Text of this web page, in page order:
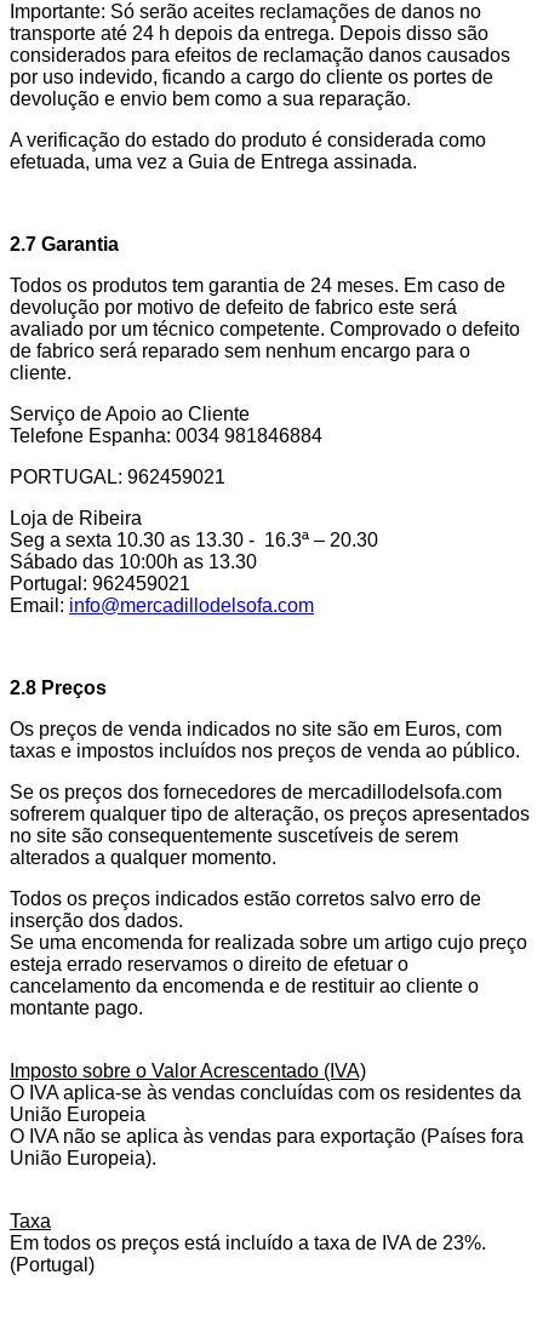
Importante: Só serão aceites reclamações de danos no
transporte até 24 h depois da entrega. Depois disso são
considerados para efeitos de reclamação danos causados
por uso indevido, ficando a cargo do cliente os portes de
devolução e envio bem como a sua reparação.
A verificação do estado do produto é considerada como
efetuada, uma vez a Guia de Entrega assinada.
2.7 Garantia
Todos os produtos tem garantia de 24 meses. Em caso de
devolução por motivo de defeito de fabrico este será
avaliado por um técnico competente. Comprovado o defeito
de fabrico será reparado sem nenhum encargo para o
cliente.
Serviço de Apoio ao Cliente
Telefone Espanha: 0034 981846884
PORTUGAL: 962459021
Loja de Ribeira
Seg a sexta 10.30 as 13.30 - 16.3ª – 20.30
Sábado das 10:00h as 13.30
Portugal: 962459021
Email: info@mercadillodelsofa.com
2.8 Preços
Os preços de venda indicados no site são em Euros, com
taxas e impostos incluídos nos preços de venda ao público.
Se os preços dos fornecedores de mercadillodelsofa.com
sofrerem qualquer tipo de alteração, os preços apresentados
no site são consequentemente suscetíveis de serem
alterados a qualquer momento.
Todos os preços indicados estão corretos salvo erro de
inserção dos dados.
Se uma encomenda for realizada sobre um artigo cujo preço
esteja errado reservamos o direito de efetuar o
cancelamento da encomenda e de restituir ao cliente o
montante pago.
Imposto sobre o Valor Acrescentado (IVA)
O IVA aplica-se às vendas concluídas com os residentes da
União Europeia
O IVA não se aplica às vendas para exportação (Países fora
União Europeia).
Taxa
Em todos os preços está incluído a taxa de IVA de 23%.
(Portugal)